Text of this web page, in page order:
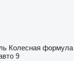
Колесная формула
9